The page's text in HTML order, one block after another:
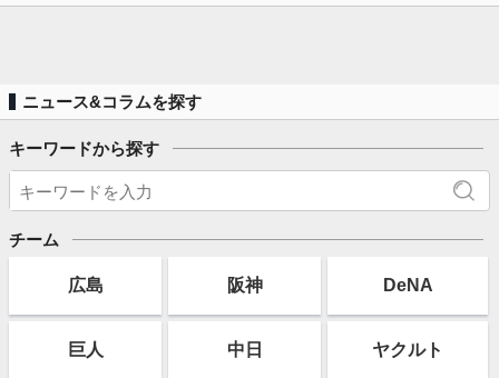
ニュース&コラムを探す
キーワードから探す
チーム
広島 阪神 DeNA
巨人 中日 ヤクルト